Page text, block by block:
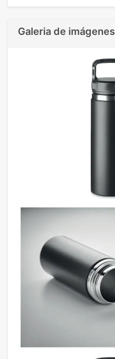
Galeria de imágenes